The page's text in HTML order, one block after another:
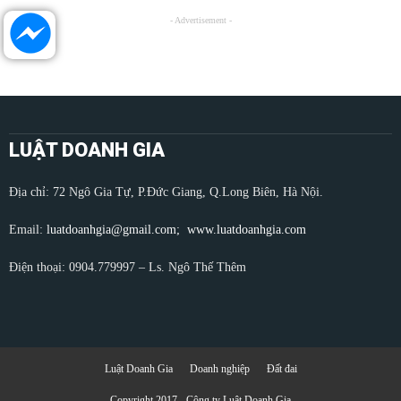
- Advertisement -
LUẬT DOANH GIA
Địa chỉ: 72 Ngô Gia Tự, P.Đức Giang, Q.Long Biên, Hà Nội.
Email: luatdoanhgia@gmail.com; www.luatdoanhgia.com
Điện thoại: 0904.779997 – Ls. Ngô Thế Thêm
Luật Doanh Gia Doanh nghiệp Đất đai